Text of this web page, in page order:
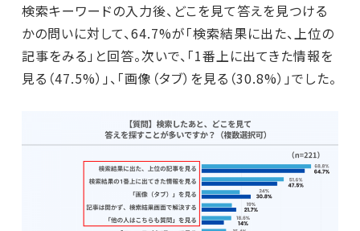
検索キーワードの入力後、どこを見て答えを見つける
かの問いに対して、64.7%が「検索結果に出た、上位の
記事をみる」と回答。次いで、「1番上に出てきた情報を
見る（47.5%）」、「画像（タブ）を見る（30.8%）」でした。